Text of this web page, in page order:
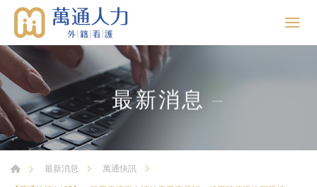
最新消息
最新消息
萬通快訊